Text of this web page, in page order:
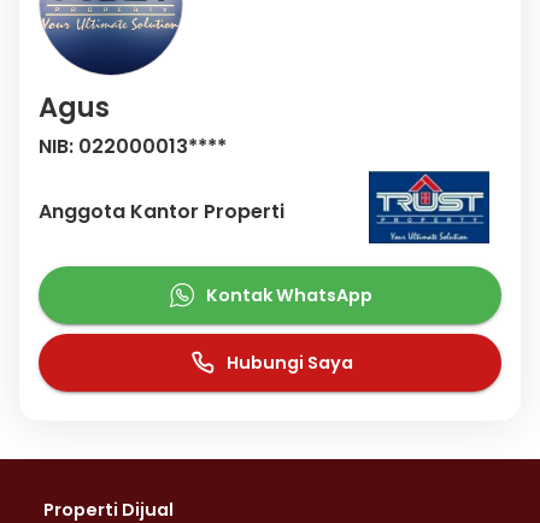
Agus
NIB: 022000013****
Anggota Kantor Properti
Kontak WhatsApp
Hubungi Saya
Properti Dijual